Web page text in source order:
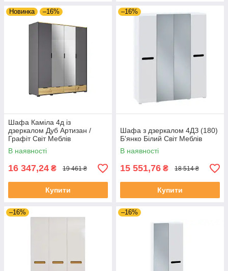
Новинка –16%
Шафа Каміла 4д із
дзеркалом Дуб Артизан /
Графіт Світ Меблів
В наявності
16 347,24 ₴ 19 461 ₴
Купити
–16%
Шафа з дзеркалом 4ДЗ (180)
Б'янко Білий Світ Меблів
В наявності
15 551,76 ₴ 18 514 ₴
Купити
–16% –16%